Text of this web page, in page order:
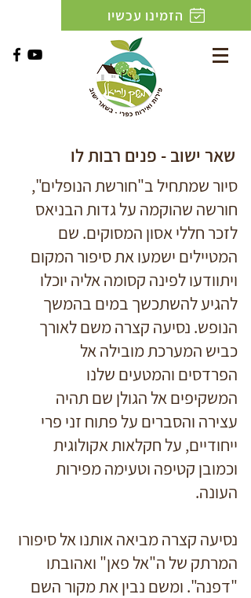
הזמינו עכשיו
שאר ישוב - פנים רבות לו
סיור שמתחיל ב"חורשת הנופלים",
חורשה שהוקמה על גדות הבניאס
לזכר חללי אסון המסוקים. שם
המטיילים ישמעו את סיפור המקום
ויתוודעו לפינה קסומה אליה יוכלו
להגיע להשתכשך במים בהמשך
הנופש. נסיעה קצרה משם לאורך
כביש המערכת מובילה אל
הפרדסים והמטעים שלנו
המשקיפים אל הגולן שם תהיה
עצירה והסברים על פתוח זני פרי
ייחודיים, על חקלאות אקולוגית
וכמובן קטיפה וטעימה מפירות
העונה.
נסיעה קצרה מביאה אותנו אל סיפורו
המרתק של ה"אל פאן" ואהובתו
"דפנה". ומשם נבין את מקור השם